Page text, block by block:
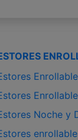
Noche y